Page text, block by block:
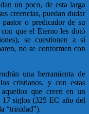
un poco, de esta larga
creencias, puedan dudar
o predicador de su
que el Eterno les dotó
se cuestionen a sí
no se conformen con
una herramienta de
cristianos, y con estas
que creen en un
17 siglos (325 EC año del
“trinidad”).